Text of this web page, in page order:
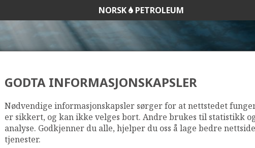
NORSK PETROLEUM
123
GODTA INFORMASJONSKAPSLER
Nødvendige informasjonskapsler sørger for at nettstedet
er sikkert, og kan ikke velges bort. Andre brukes til statistikk
analyse. Godkjenner du alle, hjelper du oss å lage bedre
tjenester.